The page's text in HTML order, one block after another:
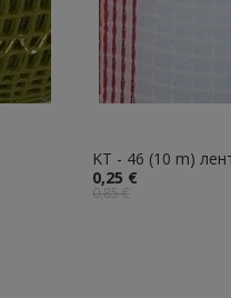
KT - 46 (10 m)
0,25 €
0,85 €